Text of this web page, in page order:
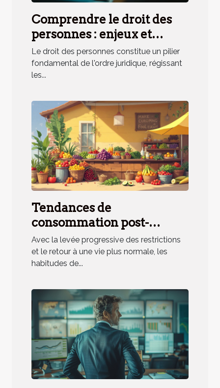
Comprendre le droit des
personnes : enjeux et
applications pratiques
Le droit des personnes constitue un pilier
fondamental de l'ordre juridique, régissant
les...
Tendances de
consommation post-
pandémie et opportunités
pour les commerces locaux
Avec la levée progressive des restrictions
et le retour à une vie plus normale, les
habitudes de...